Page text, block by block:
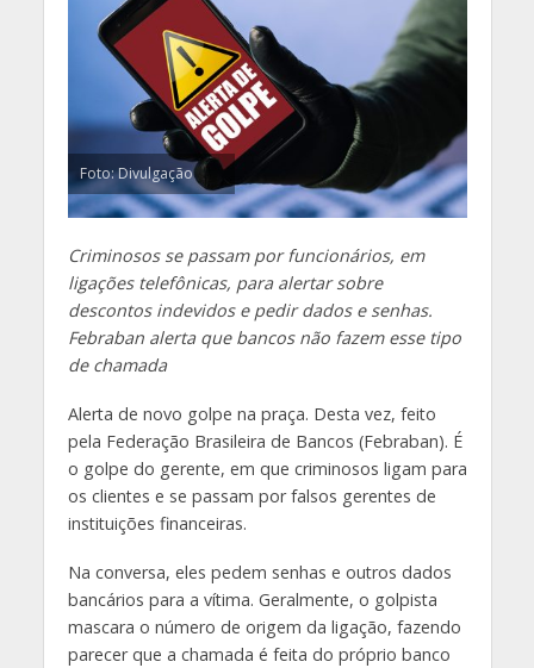
Foto: Divulgação
Criminosos se passam por funcionários, em
ligações telefônicas, para alertar sobre
descontos indevidos e pedir dados e senhas.
Febraban alerta que bancos não fazem esse tipo
de chamada
Alerta de novo golpe na praça. Desta vez, feito
pela Federação Brasileira de Bancos (Febraban). É
o golpe do gerente, em que criminosos ligam para
os clientes e se passam por falsos gerentes de
instituições financeiras.
Na conversa, eles pedem senhas e outros dados
bancários para a vítima. Geralmente, o golpista
mascara o número de origem da ligação, fazendo
parecer que a chamada é feita do próprio banco